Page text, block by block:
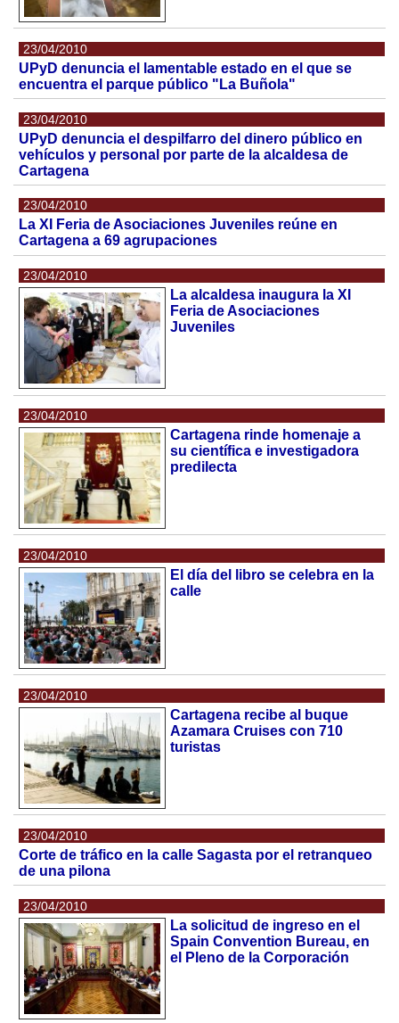
23/04/2010
UPyD denuncia el lamentable estado en el que se
encuentra el parque público "La Buñola"
23/04/2010
UPyD denuncia el despilfarro del dinero público en
vehículos y personal por parte de la alcaldesa de
Cartagena
23/04/2010
La XI Feria de Asociaciones Juveniles reúne en
Cartagena a 69 agrupaciones
23/04/2010
La alcaldesa inaugura la XI
Feria de Asociaciones
Juveniles
23/04/2010
Cartagena rinde homenaje a
su científica e investigadora
predilecta
23/04/2010
El día del libro se celebra en la
calle
23/04/2010
Cartagena recibe al buque
Azamara Cruises con 710
turistas
23/04/2010
Corte de tráfico en la calle Sagasta por el retranqueo
de una pilona
23/04/2010
La solicitud de ingreso en el
Spain Convention Bureau, en
el Pleno de la Corporación